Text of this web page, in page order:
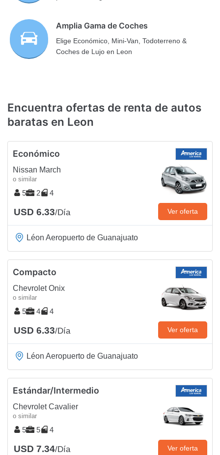
Amplia Gama de Coches
Elige Económico, Mini-Van, Todoterreno &
Coches de Lujo en Leon
Encuentra ofertas de renta de autos
baratas en Leon
Económico
Nissan March
o similar
5 2 4
USD 6.33/Día Ver oferta
Léon Aeropuerto de Guanajuato
Compacto
Chevrolet Onix
o similar
5 4 4
USD 6.33/Día Ver oferta
Léon Aeropuerto de Guanajuato
Estándar/Intermedio
Chevrolet Cavalier
o similar
5 5 4
USD 7.34/Día Ver oferta